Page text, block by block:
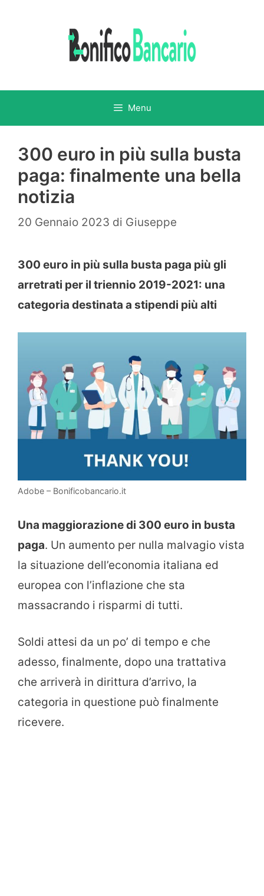
Menu
300 euro in più sulla busta
paga: finalmente una bella
notizia
20 Gennaio 2023 di Giuseppe
300 euro in più sulla busta paga più gli
arretrati per il triennio 2019-2021: una
categoria destinata a stipendi più alti
Adobe – Bonificobancario.it
Una maggiorazione di 300 euro in busta
paga. Un aumento per nulla malvagio vista
la situazione dell’economia italiana ed
europea con l’inflazione che sta
massacrando i risparmi di tutti.
Soldi attesi da un po’ di tempo e che
adesso, finalmente, dopo una trattativa
che arriverà in dirittura d’arrivo, la
categoria in questione può finalmente
ricevere.